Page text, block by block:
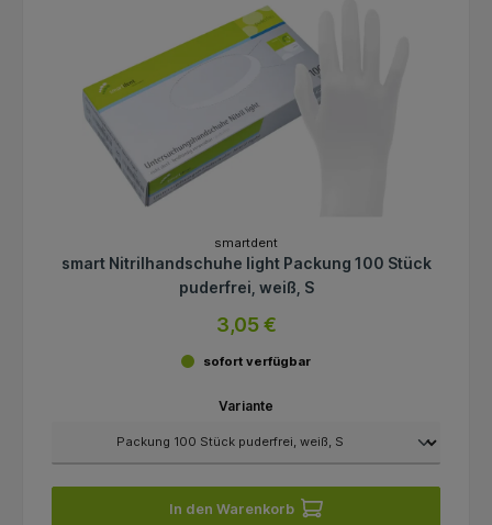
smartdent
smart Nitrilhandschuhe light Packung 100 Stück
puderfrei, weiß, S
3,05 €
sofort verfügbar
Variante
In den Warenkorb